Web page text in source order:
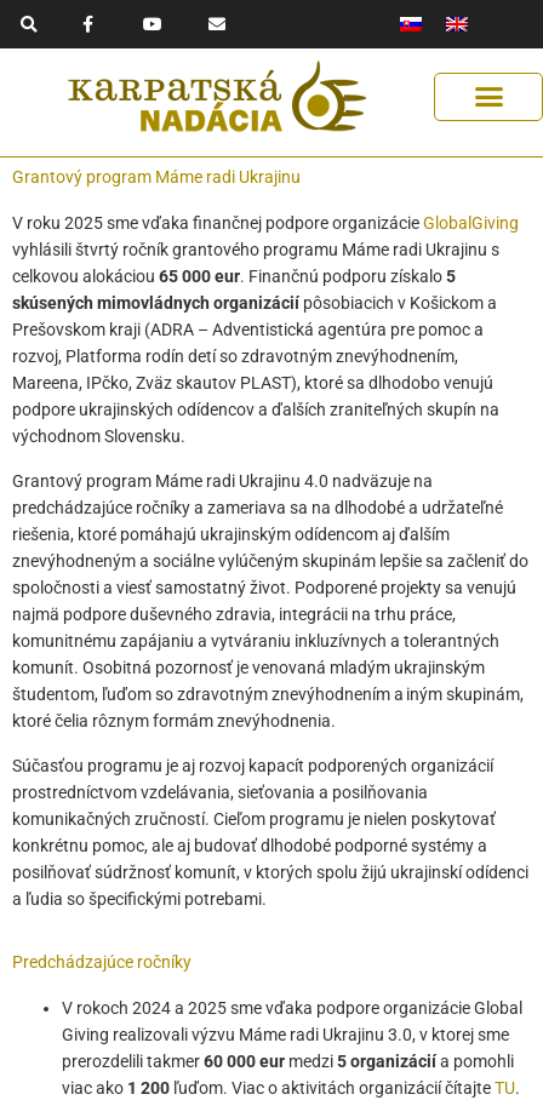
Preskočiť
a
b
o
f
o
u
b
e
n
l
o
p
e
Grantový program Máme radi Ukrajinu
V roku 2025 sme vďaka finančnej podpore organizácieGlobalGiving
vyhlásili štvrtý ročník grantového programu Máme radi Ukrajinu s
celkovou alokáciou 65 000 eur. Finančnú podporu získalo5
skúsených mimovládnych organizácií pôsobiacich v Košickom a
Prešovskom kraji (ADRA – Adventistická agentúra pre pomoc a
rozvoj, Platforma rodín detí so zdravotným znevýhodnením,
Mareena, IPčko, Zväz skautov PLAST), ktoré sa dlhodobo venujú
podpore ukrajinských odídencov a ďalších zraniteľných skupín na
východnom Slovensku.
Grantový program Máme radi Ukrajinu 4.0 nadväzuje na
predchádzajúce ročníky a zameriava sa na dlhodobé a udržateľné
riešenia, ktoré pomáhajú ukrajinským odídencom aj ďalším
znevýhodneným a sociálne vylúčeným skupinám lepšie sa začleniť do
spoločnosti a viesť samostatný život. Podporené projekty sa venujú
najmä podpore duševného zdravia, integrácii na trhu práce,
komunitnému zapájaniu a vytváraniu inkluzívnych a tolerantných
komunít. Osobitná pozornosť je venovaná mladým ukrajinským
študentom, ľuďom so zdravotným znevýhodnením a iným skupinám,
ktoré čelia rôznym formám znevýhodnenia.
Súčasťou programu je aj rozvoj kapacít podporených organizácií
prostredníctvom vzdelávania, sieťovania a posilňovania
komunikačných zručností. Cieľom programu je nielen poskytovať
konkrétnu pomoc, ale aj budovať dlhodobé podporné systémy a
posilňovať súdržnosť komunít, v ktorých spolu žijú ukrajinskí odídenci
a ľudia so špecifickými potrebami.
Predchádzajúce ročníky
V rokoch 2024 a 2025 sme vďaka podpore organizácie Global
Giving realizovali výzvu Máme radi Ukrajinu 3.0, v ktorej sme
prerozdelili takmer60 000 eur medzi5 organizáciía pomohli
viac ako 1 200 ľuďom. Viac o aktivitách organizácií čítajteTU.